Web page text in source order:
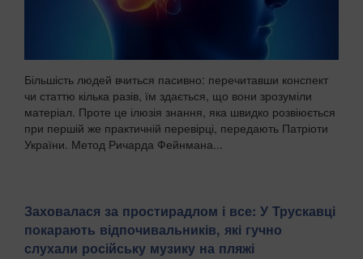
Більшість людей вчиться пасивно: перечитавши конспект
чи статтю кілька разів, їм здається, що вони зрозуміли
матеріал. Проте це ілюзія знання, яка швидко розвіюється
при першій же практичній перевірці, передають Патріоти
України. Метод Ричарда Фейнмана...
Заховалася за простирадлом і все: У Трускавці
покарають відпочивальників, які гучно
слухали російську музику на пляжі